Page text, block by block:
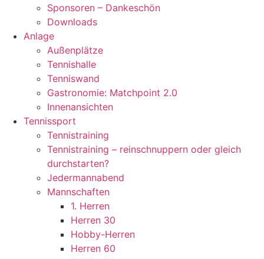
Sponsoren – Dankeschön
Downloads
Anlage
Außenplätze
Tennishalle
Tenniswand
Gastronomie: Matchpoint 2.0
Innenansichten
Tennissport
Tennistraining
Tennistraining – reinschnuppern oder gleich
durchstarten?
Jedermannabend
Mannschaften
1. Herren
Herren 30
Hobby-Herren
Herren 60